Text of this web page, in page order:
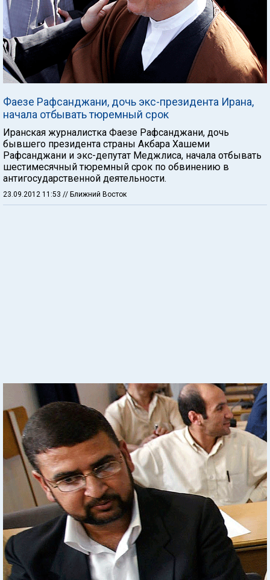
Фаезе Рафсанджани, дочь экс-президента Ирана,
начала отбывать тюремный срок
Иранская журналистка Фаезе Рафсанджани, дочь
бывшего президента страны Акбара Хашеми
Рафсанджани и экс-депутат Меджлиса, начала отбывать
шестимесячный тюремный срок по обвинению в
антигосударственной деятельности.
23.09.2012 11:53 // Ближний Восток